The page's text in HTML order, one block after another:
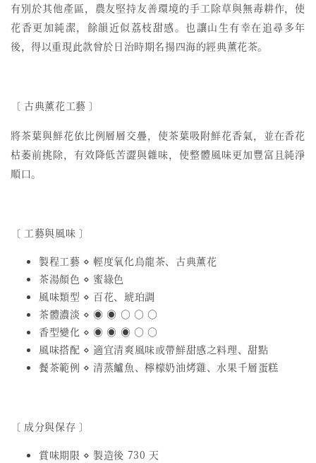
有別於其他產區，農友堅持友善環境的手工除草與無毒耕作，使
花香更加純潔，餘韻近似荔枝甜感。也讓山生有幸在追尋多年
後，得以重現此款曾於日治時期名揚四海的經典薰花茶。
〔 古典薰花工藝〕
將茶葉與鮮花依比例層層交疊，使茶葉吸附鮮花香氣，並在香花
枯萎前挑除，有效降低苦澀與雜味，使整體風味更加豐富且純淨
順口。
〔 工藝與風味 〕
製程工藝 ⋄ 輕度氧化烏龍茶、古典薰花
茶湯顏色 ⋄ 蜜綠色
風味類型 ⋄ 百花、琥珀調
茶體濃淡 ⋄ ◉ ◉ ○ ○ ○
香型變化 ⋄ ◉ ◉ ◉ ○ ○
風味搭配 ⋄ 適宜清爽風味或帶鮮甜感之料理、甜點
餐茶範例 ⋄ 清蒸鱸魚、檸檬奶油烤雞、水果千層蛋糕
〔 成分與保存 〕
賞味期限 ⋄ 製造後 730 天